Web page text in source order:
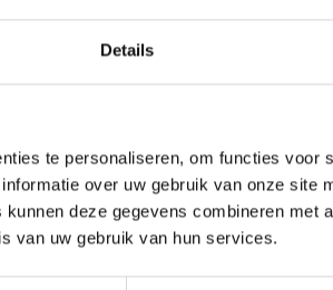
Details
te personaliseren, om functies voor
over uw gebruik van onze site
kunnen deze gegevens combineren met
van uw gebruik van hun services.
+ -